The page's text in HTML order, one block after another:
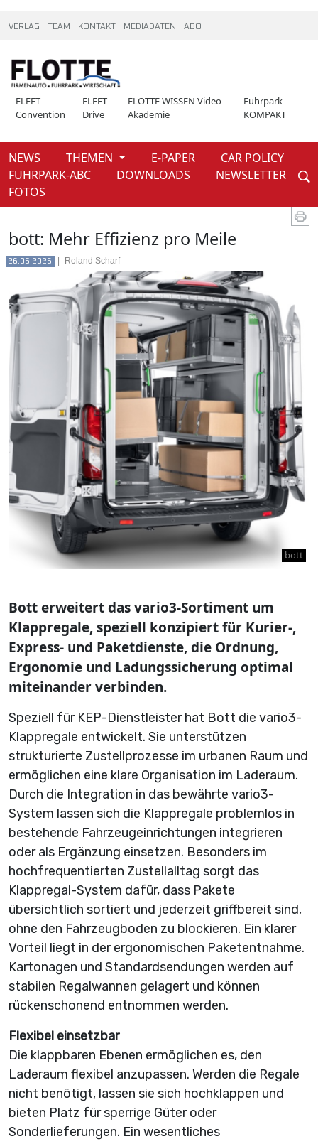
VERLAG TEAM KONTAKT MEDIADATEN ABO
FLEET
Convention
FLEET
Drive
FLOTTE WISSEN Video-
Akademie
Fuhrpark
KOMPAKT
NEWS THEMEN E-PAPER
CAR POLICY
FUHRPARK-ABC
DOWNLOADS
NEWSLETTER
FOTOS
Weiter
News
bott: Mehr Effizienz pro Meile
26.05.2026. Roland Scharf
bott
Bott erweitert das vario3-Sortiment um
Klappregale, speziell konzipiert für Kurier-,
Express- und Paketdienste, die Ordnung,
Ergonomie und Ladungssicherung optimal
miteinander verbinden.
Speziell für KEP-Dienstleister hat Bott die vario3-
Klappregale entwickelt. Sie unterstützen
strukturierte Zustellprozesse im urbanen Raum und
ermöglichen eine klare Organisation im Laderaum.
Durch die Integration in das bewährte vario3-
System lassen sich die Klappregale problemlos in
bestehende Fahrzeugeinrichtungen integrieren
oder als Ergänzung einsetzen. Besonders im
hochfrequentierten Zustellalltag sorgt das
Klappregal-System dafür, dass Pakete
übersichtlich sortiert und jederzeit griffbereit sind,
ohne den Fahrzeugboden zu blockieren. Ein klarer
Vorteil liegt in der ergonomischen Paketentnahme.
Kartonagen und Standardsendungen werden auf
stabilen Regalwannen gelagert und können
rückenschonend entnommen werden.
Flexibel einsetzbar
Die klappbaren Ebenen ermöglichen es, den
Laderaum flexibel anzupassen. Werden die Regale
nicht benötigt, lassen sie sich hochklappen und
bieten Platz für sperrige Güter oder
Sonderlieferungen. Ein wesentliches